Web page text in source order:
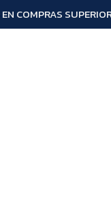
COMPRAS